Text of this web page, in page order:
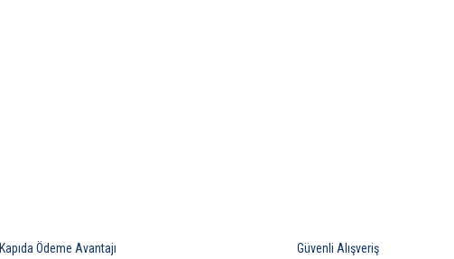
Kapıda Ödeme Avantajı
Güvenli Alışveriş